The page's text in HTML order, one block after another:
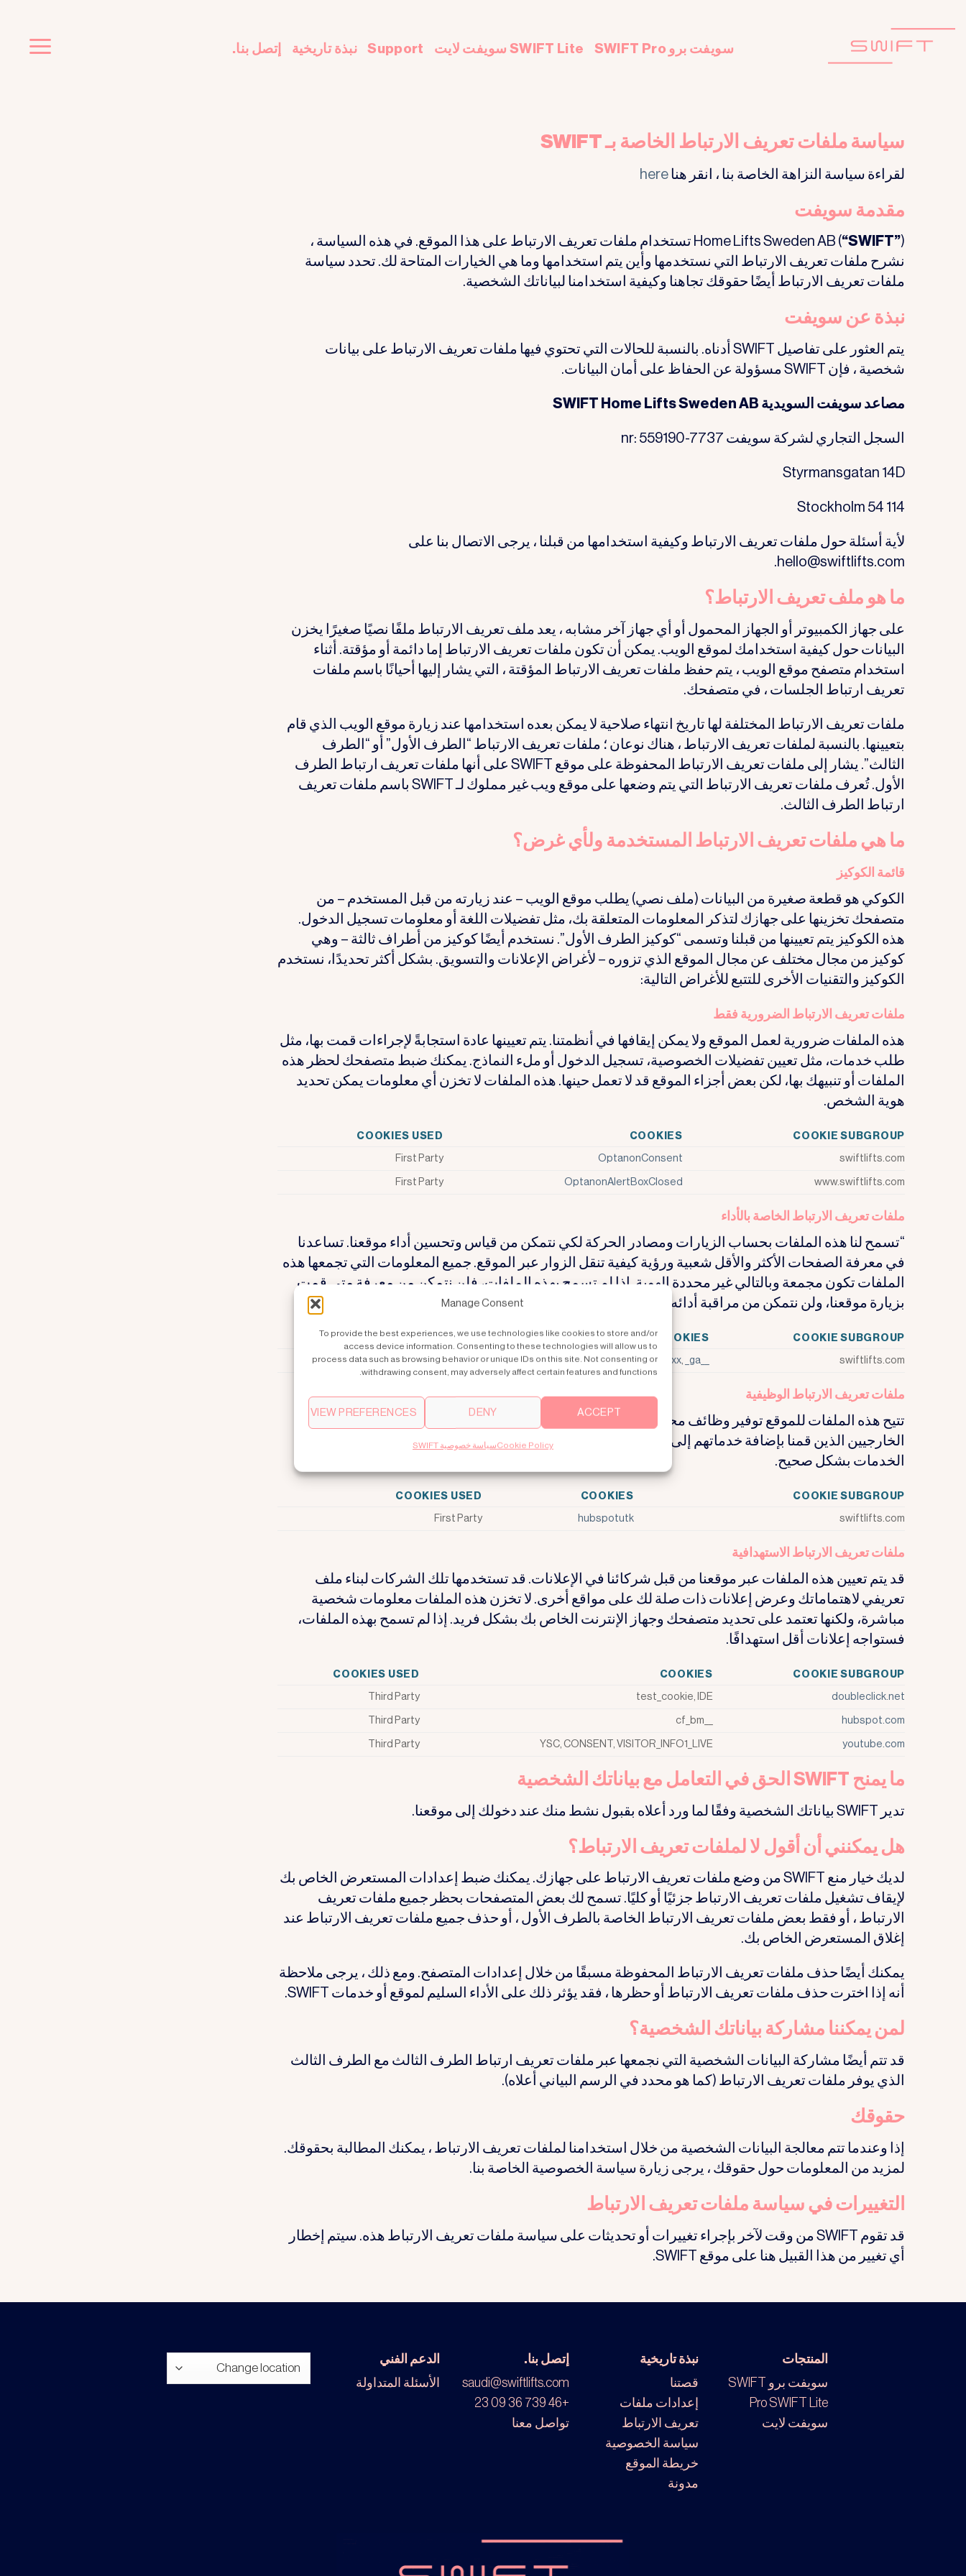
Manage Consent
To provide the best experiences, we use technologies like cookies to store and/or
access device information. Consenting to these technologies will allow us to
process data such as browsing behavior or unique IDs on this site. Not consenting or
withdrawing consent, may adversely affect certain features and functions.
ACCEPT
DENY
VIEW PREFERENCES
Cookie Policyسياسة خصوصية SWIFT
content
سويفت برو SWIFT Pro SWIFT Lite سويفت لايت Support نبذة تاريخية إتصل بنا.
سياسة ملفات تعريف الارتباط الخاصة بـ SWIFT
لقراءة سياسة النزاهة الخاصة بنا ، انقر هنا here
مقدمة سويفت
Home Lifts Sweden AB (“SWIFT”
) تستخدام ملفات تعريف الارتباط على هذا الموقع. في هذه السياسة ،
نشرح ملفات تعريف الارتباط التي نستخدمها وأين يتم استخدامها وما هي الخيارات المتاحة لك. تحدد سياسة
ملفات تعريف الارتباط أيضًا حقوقك تجاهنا وكيفية استخدامنا لبياناتك الشخصية.
نبذة عن سويفت
يتم العثور على تفاصيل SWIFT أدناه. بالنسبة للحالات التي تحتوي فيها ملفات تعريف الارتباط على بيانات
شخصية ، فإن SWIFT مسؤولة عن الحفاظ على أمان البيانات.
مصاعد سويفت السويدية SWIFT Home Lifts Sweden AB
السجل التجاري لشركة سويفت nr: 559190-7737
Styrmansgatan 14D
114 54 Stockholm
لأية أسئلة حول ملفات تعريف الارتباط وكيفية استخدامها من قبلنا ، يرجى الاتصال بنا على
hello@swiftlifts.com.
ما هو ملف تعريف الارتباط؟
على جهاز الكمبيوتر أو الجهاز المحمول أو أي جهاز آخر مشابه ، يعد ملف تعريف الارتباط ملفًا نصيًا صغيرًا يخزن
البيانات حول كيفية استخدامك لموقع الويب. يمكن أن تكون ملفات تعريف الارتباط إما دائمة أو مؤقتة. أثناء
استخدام متصفح موقع الويب ، يتم حفظ ملفات تعريف الارتباط المؤقتة ، التي يشار إليها أحيانًا باسم ملفات
تعريف ارتباط الجلسات ، في متصفحك.
ملفات تعريف الارتباط المختلفة لها تاريخ انتهاء صلاحية لا يمكن بعده استخدامها عند زيارة موقع الويب الذي قام
بتعيينها. بالنسبة لملفات تعريف الارتباط ، هناك نوعان ؛ ملفات تعريف الارتباط “الطرف الأول” أو “الطرف
الثالث”. يشار إلى ملفات تعريف الارتباط المحفوظة على موقع SWIFT على أنها ملفات تعريف ارتباط الطرف
الأول. تُعرف ملفات تعريف الارتباط التي يتم وضعها على موقع ويب غير مملوك لـ SWIFT باسم ملفات تعريف
ارتباط الطرف الثالث.
ما هي ملفات تعريف الارتباط المستخدمة ولأي غرض؟
قائمة الكوكيز
الكوكي هو قطعة صغيرة من البيانات (ملف نصي) يطلب موقع الويب – عند زيارته من قبل المستخدم – من
متصفحك تخزينها على جهازك لتذكر المعلومات المتعلقة بك، مثل تفضيلات اللغة أو معلومات تسجيل الدخول.
هذه الكوكيز يتم تعيينها من قبلنا وتسمى “كوكيز الطرف الأول”. نستخدم أيضًا كوكيز من أطراف ثالثة – وهي
كوكيز من مجال مختلف عن مجال الموقع الذي تزوره – لأغراض الإعلانات والتسويق. بشكل أكثر تحديدًا، نستخدم
الكوكيز والتقنيات الأخرى للتتبع للأغراض التالية:
ملفات تعريف الارتباط الضرورية فقط
هذه الملفات ضرورية لعمل الموقع ولا يمكن إيقافها في أنظمتنا. يتم تعيينها عادة استجابةً لإجراءات قمت بها، مثل
طلب خدمات، مثل تعيين تفضيلات الخصوصية، تسجيل الدخول أو ملء النماذج. يمكنك ضبط متصفحك لحظر هذه
الملفات أو تنبيهك بها، لكن بعض أجزاء الموقع قد لا تعمل حينها. هذه الملفات لا تخزن أي معلومات يمكن تحديد
هوية الشخص.
COOKIE SUBGROUP
COOKIES
COOKIES USED
swiftlifts.com
OptanonConsent
First Party
www.swiftlifts.com
OptanonAlertBoxClosed
First Party
ملفات تعريف الارتباط الخاصة بالأداء
“تسمح لنا هذه الملفات بحساب الزيارات ومصادر الحركة لكي نتمكن من قياس وتحسين أداء موقعنا. تساعدنا
في معرفة الصفحات الأكثر والأقل شعبية ورؤية كيفية تنقل الزوار عبر الموقع. جميع المعلومات التي تجمعها هذه
الملفات تكون مجمعة وبالتالي غير محددة الهوية. إذا لم تسمح بهذه الملفات، فلن نتمكن من معرفة متى قمت
بزيارة موقعنا، ولن نتمكن من مراقبة أدائه.
COOKIE SUBGROUP
COOKIES
COOKIES USED
swiftlifts.com
__hssc
,__hssrc,__hstc,_gclxxxx, _ga
First Party
ملفات تعريف الارتباط الوظيفية
تتيح هذه الملفات للموقع توفير وظائف محسّنة وتخصيص. قد يتم تعيينها من قبلنا أو من قبل مزودي الخدمات
الخارجيين الذين قمنا بإضافة خدماتهم إلى صفحاتنا. إذا لم تسمح بهذه الملفات، فقد لا تعمل بعض أو جميع هذه
الخدمات بشكل صحيح.
COOKIE SUBGROUP
COOKIES
COOKIES USED
swiftlifts.com
hubspotutk
First Party
ملفات تعريف الارتباط الاستهدافية
قد يتم تعيين هذه الملفات عبر موقعنا من قبل شركائنا في الإعلانات. قد تستخدمها تلك الشركات لبناء ملف
تعريفي لاهتماماتك وعرض إعلانات ذات صلة لك على مواقع أخرى. لا تخزن هذه الملفات معلومات شخصية
مباشرة، ولكنها تعتمد على تحديد متصفحك وجهاز الإنترنت الخاص بك بشكل فريد. إذا لم تسمح بهذه الملفات،
فستواجه إعلانات أقل استهدافًا.
COOKIE SUBGROUP
COOKIES
COOKIES USED
doubleclick.net
test_cookie, IDE
Third Party
hubspot.com
Third Party
youtube.com
YSC, CONSENT, VISITOR_INFO1_LIVE
Third Party
ما يمنح SWIFT الحق في التعامل مع بياناتك الشخصية
تدير SWIFT بياناتك الشخصية وفقًا لما ورد أعلاه بقبول نشط منك عند دخولك إلى موقعنا.
هل يمكنني أن أقول لا لملفات تعريف الارتباط؟
لديك خيار منع SWIFT من وضع ملفات تعريف الارتباط على جهازك. يمكنك ضبط إعدادات المستعرض الخاص بك
لإيقاف تشغيل ملفات تعريف الارتباط جزئيًا أو كليًا. تسمح لك بعض المتصفحات بحظر جميع ملفات تعريف
الارتباط ، أو فقط بعض ملفات تعريف الارتباط الخاصة بالطرف الأول ، أو حذف جميع ملفات تعريف الارتباط عند
إغلاق المستعرض الخاص بك.
يمكنك أيضًا حذف ملفات تعريف الارتباط المحفوظة مسبقًا من خلال إعدادات المتصفح. ومع ذلك ، يرجى ملاحظة
أنه إذا اخترت حذف ملفات تعريف الارتباط أو حظرها ، فقد يؤثر ذلك على الأداء السليم لموقع أو خدمات SWIFT.
لمن يمكننا مشاركة بياناتك الشخصية؟
قد تتم أيضًا مشاركة البيانات الشخصية التي نجمعها عبر ملفات تعريف ارتباط الطرف الثالث مع الطرف الثالث
الذي يوفر ملفات تعريف الارتباط (كما هو محدد في الرسم البياني أعلاه).
حقوقك
إذا وعندما تتم معالجة البيانات الشخصية من خلال استخدامنا لملفات تعريف الارتباط ، يمكنك المطالبة بحقوقك.
لمزيد من المعلومات حول حقوقك ، يرجى زيارة سياسة الخصوصية الخاصة بنا.
التغييرات في سياسة ملفات تعريف الارتباط
قد تقوم SWIFT من وقت لآخر بإجراء تغييرات أو تحديثات على سياسة ملفات تعريف الارتباط هذه. سيتم إخطار
أي تغيير من هذا القبيل هنا على موقع SWIFT.
المنتجات
سويفت برو SWIFT
ProSWIFT Lite
سويفت لايت
نبذة تاريخية
قصتنا
إعدادات ملفات
تعريف الارتباط
سياسة الخصوصية
خريطة الموقع
مدونة
إتصل بنا.
saudi@swiftlifts.com
+46 739 36 09 23
تواصل معنا
الدعم الفني
الأسئلة المتداولة